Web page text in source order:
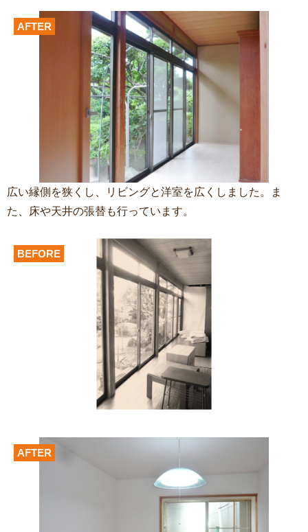
AFTER
広い縁側を狭くし、リビングと洋室を広くしました。ま
た、床や天井の張替も行っています。
BEFORE
AFTER